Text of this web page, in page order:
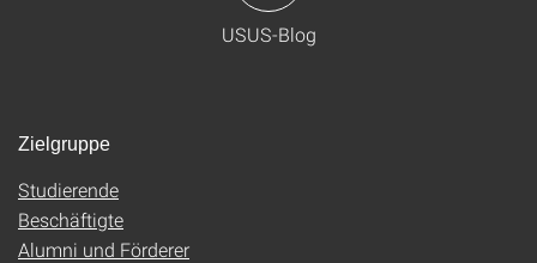
USUS-Blog
Zielgruppe
Studierende
Beschäftigte
Alumni und Förderer